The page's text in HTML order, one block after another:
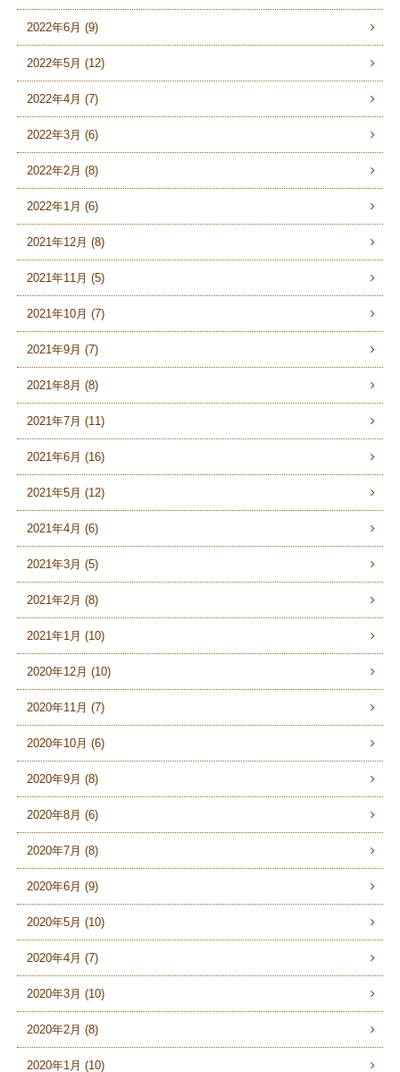
2022年6月 (9)
2022年5月 (12)
2022年4月 (7)
2022年3月 (6)
2022年2月 (8)
2022年1月 (6)
2021年12月 (8)
2021年11月 (5)
2021年10月 (7)
2021年9月 (7)
2021年8月 (8)
2021年7月 (11)
2021年6月 (16)
2021年5月 (12)
2021年4月 (6)
2021年3月 (5)
2021年2月 (8)
2021年1月 (10)
2020年12月 (10)
2020年11月 (7)
2020年10月 (6)
2020年9月 (8)
2020年8月 (6)
2020年7月 (8)
2020年6月 (9)
2020年5月 (10)
2020年4月 (7)
2020年3月 (10)
2020年2月 (8)
2020年1月 (10)